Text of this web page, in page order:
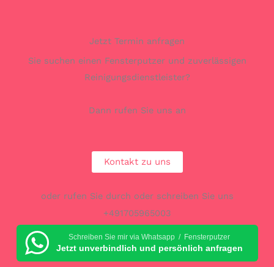
Jetzt Termin anfragen
Sie suchen einen Fensterputzer und zuverlässigen
Reinigungsdienstleister?
Dann rufen Sie uns an
Kontakt zu uns
oder rufen Sie durch oder schreiben Sie uns
+491705965003
Schreiben Sie mir via Whatsapp / Fensterputzer
Jetzt unverbindlich und persönlich anfragen